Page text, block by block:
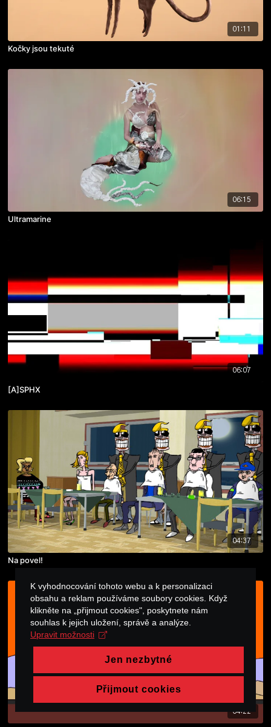
01:11
Kočky jsou tekuté
06:15
Ultramarine
06:07
[A]SPHX
04:37
Na povel!
04:22
K vyhodnocování tohoto webu a k personalizaci
obsahu a reklam používáme soubory cookies. Když
klikněte na „přijmout cookies", poskytnete nám
souhlas k jejich uložení, správě a analýze.
Upravit možnosti
Jen nezbytné
Přijmout cookies